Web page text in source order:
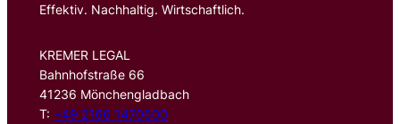
Effektiv. Nachhaltig. Wirtschaftlich.
KREMER LEGAL
Bahnhofstraße 66
41236 Mönchengladbach
T: +49 2166 1470500